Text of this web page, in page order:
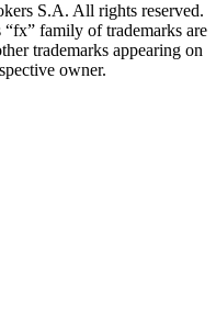
S.A. All rights reserved.
family of trademarks are
trademarks appearing on
owner.